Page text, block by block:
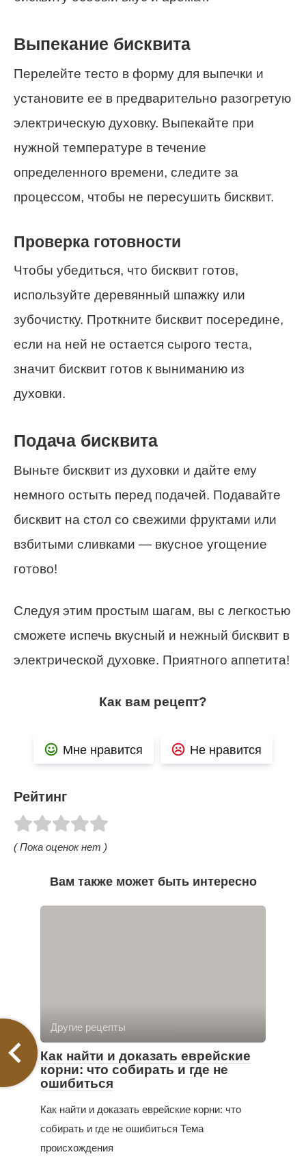
Выпекание бисквита
Перелейте тесто в форму для выпечки и
установите ее в предварительно разогретую
электрическую духовку. Выпекайте при
нужной температуре в течение
определенного времени, следите за
процессом, чтобы не пересушить бисквит.
Проверка готовности
Чтобы убедиться, что бисквит готов,
используйте деревянный шпажку или
зубочистку. Проткните бисквит посередине,
если на ней не остается сырого теста,
значит бисквит готов к выниманию из
духовки.
Подача бисквита
Выньте бисквит из духовки и дайте ему
немного остыть перед подачей. Подавайте
бисквит на стол со свежими фруктами или
взбитыми сливками — вкусное угощение
готово!
Следуя этим простым шагам, вы с легкостью
сможете испечь вкусный и нежный бисквит в
электрической духовке. Приятного аппетита!
Как вам рецепт?
Мне нравится Не нравится
Рейтинг
( Пока оценок нет )
Вам также может быть интересно
Другие рецепты
Как найти и доказать еврейские
корни: что собирать и где не
ошибиться
Как найти и доказать еврейские корни: что
собирать и где не ошибиться Тема
происхождения